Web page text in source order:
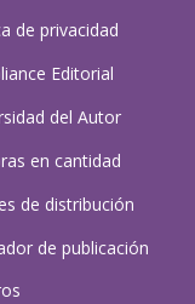
de privacidad
Editorial
del Autor
en cantidad
de distribución
de publicación